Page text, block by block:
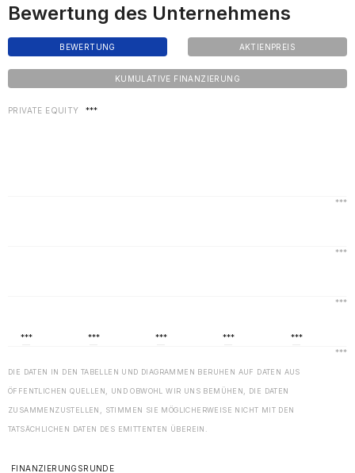
Bewertung des Unternehmens
BEWERTUNG AKTIENPREIS
KUMULATIVE FINANZIERUNG
PRIVATE EQUITY ***
DIE DATEN IN DEN TABELLEN UND DIAGRAMMEN BERUHEN AUF DATEN AUS
ÖFFENTLICHEN QUELLEN, UND OBWOHL WIR UNS BEMÜHEN, DIE DATEN
ZUSAMMENZUSTELLEN, STIMMEN SIE MÖGLICHERWEISE NICHT MIT DEN
TATSÄCHLICHEN DATEN DES EMITTENTEN ÜBEREIN.
FINANZIERUNGSRUNDE